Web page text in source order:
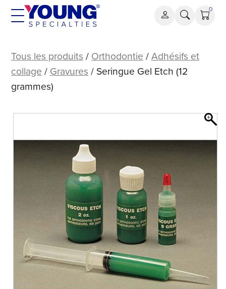
Aller
0
Gel
Etch
(12
Tous les produits / Orthodontie /Adhésifs et
collage / Gravures / Seringue Gel Etch (12
grammes)